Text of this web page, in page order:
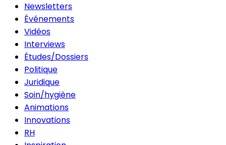
Newsletters
Événements
Vidéos
Interviews
Études/Dossiers
Politique
Juridique
Soin/hygiène
Animations
Innovations
RH